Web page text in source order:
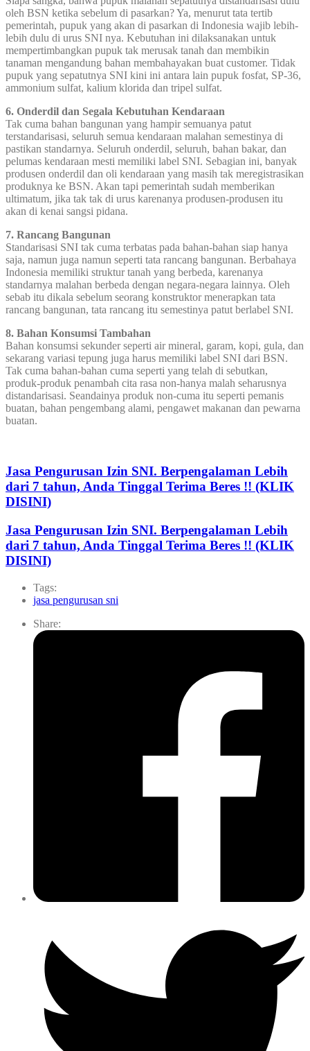
oleh BSN ketika sebelum di pasarkan? Ya, menurut tata tertib
pemerintah, pupuk yang akan di pasarkan di Indonesia wajib lebih-
lebih dulu di urus SNI nya. Kebutuhan ini dilaksanakan untuk
mempertimbangkan pupuk tak merusak tanah dan membikin
tanaman mengandung bahan membahayakan buat customer. Tidak
pupuk yang sepatutnya SNI kini ini antara lain pupuk fosfat, SP-36,
ammonium sulfat, kalium klorida dan tripel sulfat.
6. Onderdil dan Segala Kebutuhan Kendaraan
Tak cuma bahan bangunan yang hampir semuanya patut
terstandarisasi, seluruh semua kendaraan malahan semestinya di
pastikan standarnya. Seluruh onderdil, seluruh, bahan bakar, dan
pelumas kendaraan mesti memiliki label SNI. Sebagian ini, banyak
produsen onderdil dan oli kendaraan yang masih tak meregistrasikan
produknya ke BSN. Akan tapi pemerintah sudah memberikan
ultimatum, jika tak tak di urus karenanya produsen-produsen itu
akan di kenai sangsi pidana.
7. Rancang Bangunan
Standarisasi SNI tak cuma terbatas pada bahan-bahan siap hanya
saja, namun juga namun seperti tata rancang bangunan. Berbahaya
Indonesia memiliki struktur tanah yang berbeda, karenanya
standarnya malahan berbeda dengan negara-negara lainnya. Oleh
sebab itu dikala sebelum seorang konstruktor menerapkan tata
rancang bangunan, tata rancang itu semestinya patut berlabel SNI.
8. Bahan Konsumsi Tambahan
Bahan konsumsi sekunder seperti air mineral, garam, kopi, gula, dan
sekarang variasi tepung juga harus memiliki label SNI dari BSN.
Tak cuma bahan-bahan cuma seperti yang telah di sebutkan,
produk-produk penambah cita rasa non-hanya malah seharusnya
distandarisasi. Seandainya produk non-cuma itu seperti pemanis
buatan, bahan pengembang alami, pengawet makanan dan pewarna
buatan.
Jasa Pengurusan Izin SNI. Berpengalaman Lebih
dari 7 tahun, Anda Tinggal Terima Beres !! (KLIK
DISINI)
Jasa Pengurusan Izin SNI. Berpengalaman Lebih
dari 7 tahun, Anda Tinggal Terima Beres !! (KLIK
DISINI)
Tags:
jasa pengurusan sni
Share: